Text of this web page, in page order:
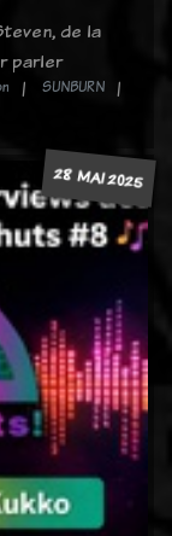
de la
parler
SUNBURN
28 MAI 2025